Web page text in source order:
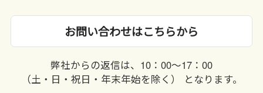
お問い合わせはこちらから
弊社からの返信は、10：00〜17：00
（土・日・祝日・年末年始を除く） となります。